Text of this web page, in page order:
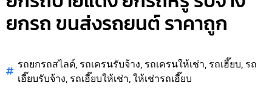
ยกรถ ขนส่งรถยนต์ ราคาถูก
รถยกรถสไลด์, รถเครนรับจ้าง, รถเครนให้เช่า, รถเฮี๊ยบ, รถ
เฮี๊ยบรับจ้าง, รถเฮี๊ยบให้เช่า,ให้เช่ารถเฮี๊ยบ